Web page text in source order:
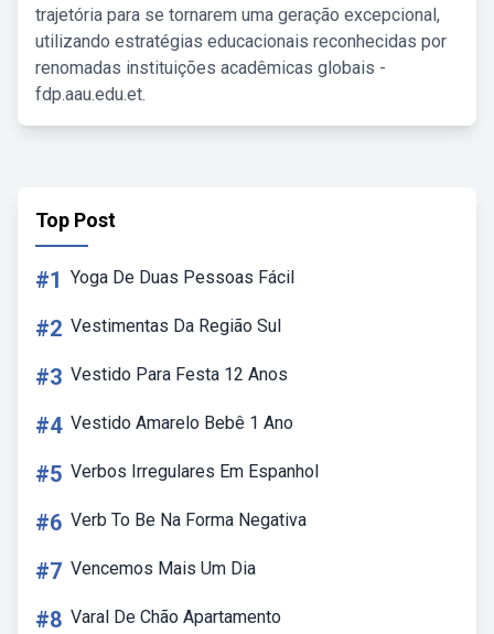
trajetória para se tornarem uma geração excepcional,
utilizando estratégias educacionais reconhecidas por
renomadas instituições acadêmicas globais -
fdp.aau.edu.et.
Top Post
#1 Yoga De Duas Pessoas Fácil
#2 Vestimentas Da Região Sul
#3 Vestido Para Festa 12 Anos
#4 Vestido Amarelo Bebê 1 Ano
#5 Verbos Irregulares Em Espanhol
#6 Verb To Be Na Forma Negativa
#7 Vencemos Mais Um Dia
#8 Varal De Chão Apartamento